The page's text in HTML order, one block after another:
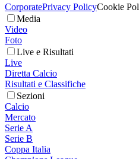
CorporatePrivacy PolicyCookie
Media
Video
Foto
Live e Risultati
Live
Diretta Calcio
Risultati e Classifiche
Sezioni
Calcio
Mercato
Serie A
Serie B
Coppa Italia